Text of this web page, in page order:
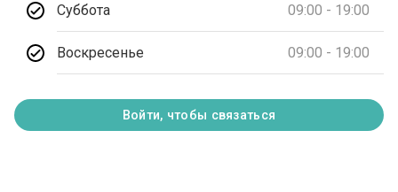
Суббота 09:00 - 19:00
Воскресенье 09:00 - 19:00
Войти, чтобы связаться